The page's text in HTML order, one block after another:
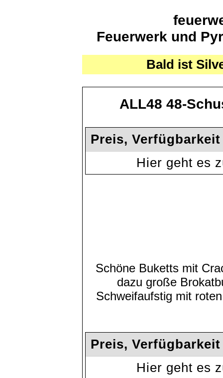
Feuerwerk und
Bald ist
ALL48 48-
Preis,
Hier geht es
Schöne Buketts mit
dazu große
Schweifaufstig mit
Preis,
Hier geht es